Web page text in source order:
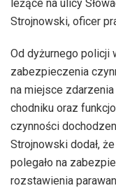
leżące na ulicy
Strojnowski, oficer
Od dyżurnego policji
zabezpieczenia
na miejsce
chodniku oraz
czynności
Strojnowski dodał,
polegało na
rozstawienia